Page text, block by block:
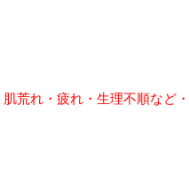
荒れ・疲れ・生理不順など・